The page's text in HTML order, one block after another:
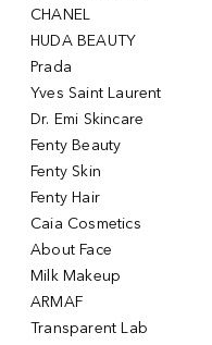
CHANEL
HUDA BEAUTY
Prada
Yves Saint Laurent
Dr. Emi Skincare
Fenty Beauty
Fenty Skin
Fenty Hair
Caia Cosmetics
About Face
Milk Makeup
ARMAF
Transparent Lab